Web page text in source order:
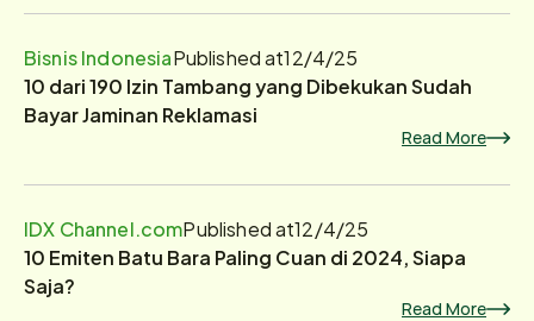
Bisnis IndonesiaPublished at12/4/25
10 dari 190 Izin Tambang yang Dibekukan Sudah
Bayar Jaminan Reklamasi
Read More
IDX Channel.comPublished at12/4/25
10 Emiten Batu Bara Paling Cuan di 2024, Siapa
Saja?
Read More